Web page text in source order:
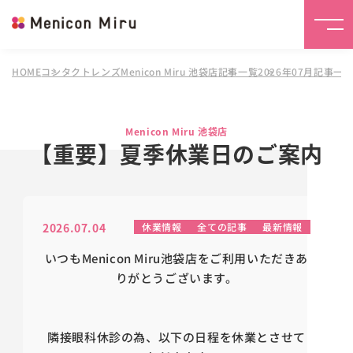
HOMEコンタクトレンズMenicon Miru 池袋店記事一覧2026年07月記事一覧
Menicon Miru 池袋店
【重要】夏季休業日のご案内
2026.07.04 休業情報 全ての記事 最新情報
いつもMenicon Miru池袋店をご利用いただきあ
りがとうございます。
隣接眼科休診の為、以下の日程を休業とさせて